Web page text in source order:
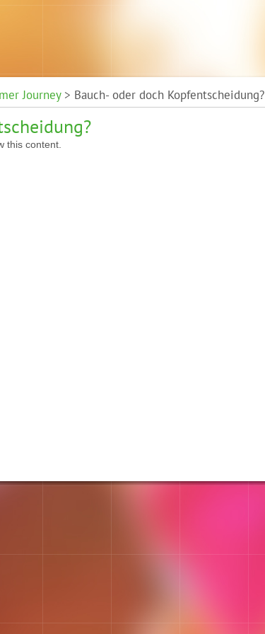
Journey> Bauch- oder doch Kopfentscheidung?
this content.